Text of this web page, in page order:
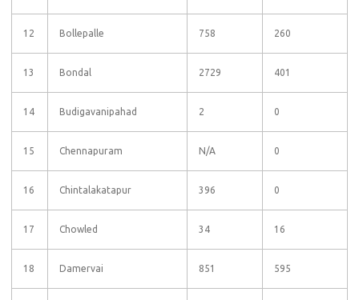
12 Bollepalle 758 260
13 Bondal 2729 401
14 Budigavanipahad 2 0
15 Chennapuram N/A 0
16 Chintalakatapur 396 0
17 Chowled 34 16
18 Damervai 851 595